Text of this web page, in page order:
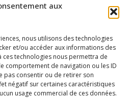
aux
nous utilisons des technologies
et/ou accéder aux informations des
ces technologies nous permettra de
comportement de navigation ou les ID
pas consentir ou de retirer son
négatif sur certaines caractéristiques
usage commercial de ces données.